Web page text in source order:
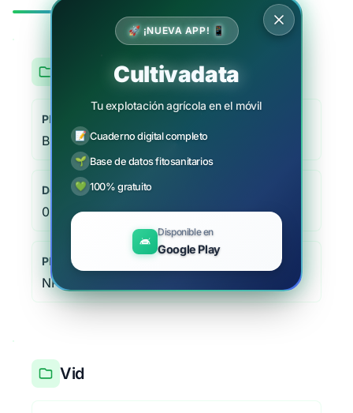
Plaga/Enfermedad
Black dead arm (BDA), Diplodia mutila
Dosis
0 (ver condic. específico)
Plazo de seguridad
NP días
Vid
🚀 ¡NUEVA APP! 📱
Cultivadata
Tu explotación agrícola en el móvil
📝 Cuaderno digital completo
🌱 Base de datos fitosanitarios
💚 100% gratuito
Disponible en
Google Play